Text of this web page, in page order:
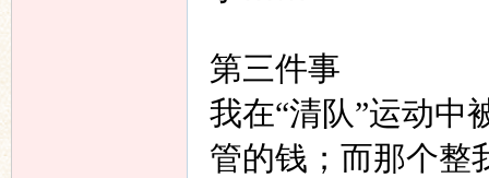
第三件事
我在“清队”运动中
管的钱；而那个整